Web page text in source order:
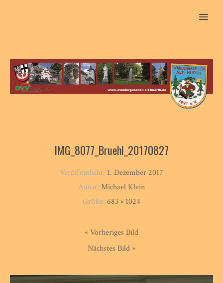
MENU
IMG_8077_Bruehl_20170827
Veröffentlicht: 1. Dezember 2017
Autor: Michael Klein
Größe: 683 × 1024
« Vorheriges Bild
Nächstes Bild »